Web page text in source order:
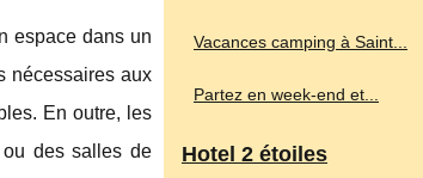
espace dans un
nécessaires aux
En outre, les
ou des salles de
Vacances camping à Saint...
Partez en week-end et...
Hotel 2 étoiles